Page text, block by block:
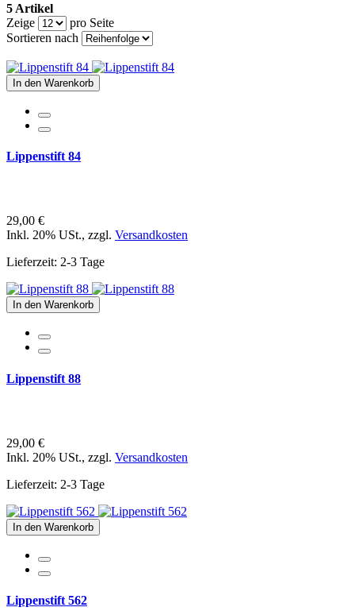
5 Artikel
Zeige
pro Seite
Sortieren nach
In den Warenkorb
Lippenstift 84
29,00 €
Inkl. 20% USt., zzgl. Versandkosten
Lieferzeit: 2-3 Tage
In den Warenkorb
Lippenstift 88
29,00 €
Inkl. 20% USt., zzgl. Versandkosten
Lieferzeit: 2-3 Tage
In den Warenkorb
Lippenstift 562